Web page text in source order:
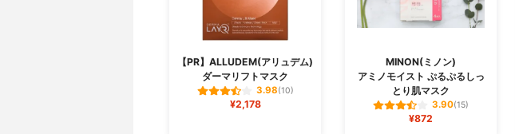
【PR】ALLUDEM(アリュデム)
ダーマリフトマスク
3.98(10)
¥2,178
MINON(ミノン)
アミノモイスト ぷるぷるしっ
とり肌マスク
3.90(15)
¥872